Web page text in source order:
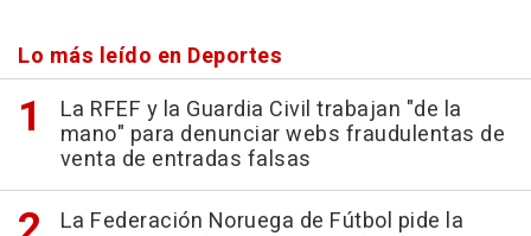
Lo más leído en Deportes
La RFEF y la Guardia Civil trabajan "de la
mano" para denunciar webs fraudulentas de
venta de entradas falsas
La Federación Noruega de Fútbol pide la